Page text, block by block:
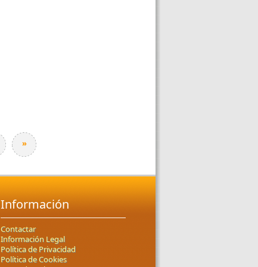
»
Información
Contactar
Información Legal
Política de Privacidad
Política de Cookies